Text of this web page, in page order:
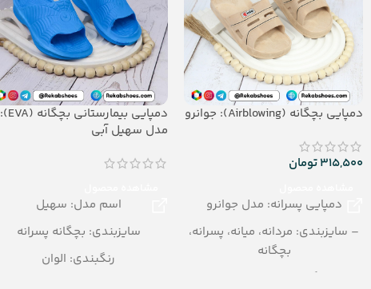
دمپایی بچگانه (Airblowing): جوانرو
315,500تومان
دمپایی پسرانه: مدل جوانرو
– سایزبندی: مردانه، میانه، پسرانه،
بچگانه
– رنگبندی در کارتن: الوان
دمپایی بیمارستانی بچگانه (EVA):
مدل سهیل آبی
اسم مدل: سهیل
سایزبندی: بچگانه پسرانه
رنگبندی: الوان